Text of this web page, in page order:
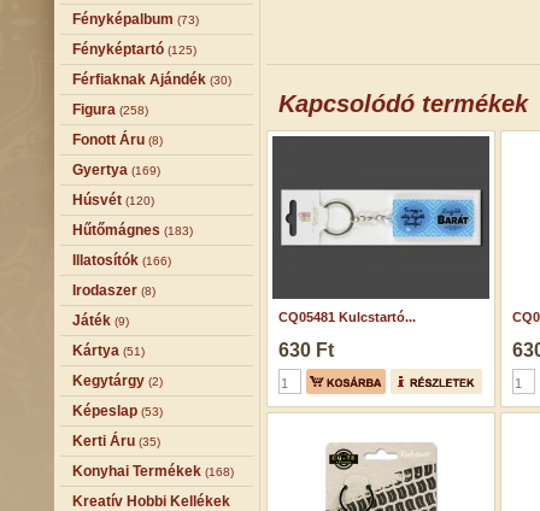
Fényképalbum (73)
Fényképtartó (125)
Férfiaknak Ajándék (30)
Figura (258)
Fonott Áru (8)
Gyertya (169)
Húsvét (120)
Hűtőmágnes (183)
Illatosítók (166)
Irodaszer (8)
Játék (9)
Kártya (51)
Kegytárgy (2)
Képeslap (53)
Kerti Áru (35)
Konyhai Termékek (168)
Kreatív Hobbi Kellékek
Kapcsolódó termékek
CQ05481 Kulcstartó...
630 Ft